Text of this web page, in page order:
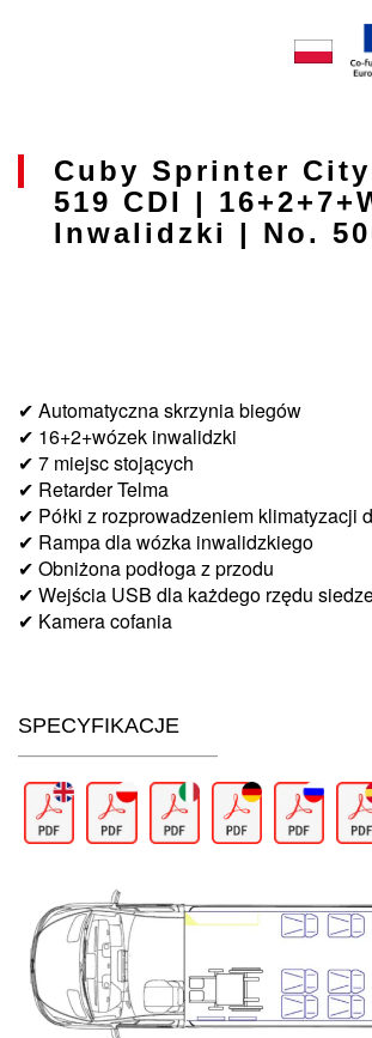
Cuby Sprinter
519 CDI |
Inwalidzki | No.
✔ Automatyczna skrzynia biegów
✔ 16+2+wózek inwalidzki
✔ 7 miejsc stojących
✔ Retarder Telma
✔ Półki z rozprowadzeniem klimatyzacji
✔ Rampa dla wózka inwalidzkiego
✔ Obniżona podłoga z przodu
✔ Wejścia USB dla każdego rzędu
✔ Kamera cofania
SPECYFIKACJE